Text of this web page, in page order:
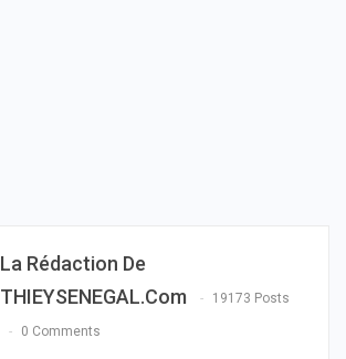
La Rédaction De
THIEYSENEGAL.com
19173 Posts
0 Comments